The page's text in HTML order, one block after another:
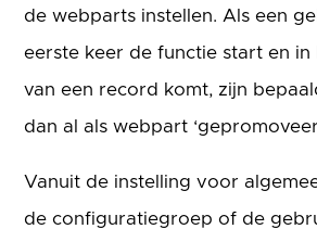
de webparts instellen. Als een
eerste keer de functie start en
van een record komt, zijn
dan al als webpart
Vanuit de instelling voor
de configuratiegroep of de